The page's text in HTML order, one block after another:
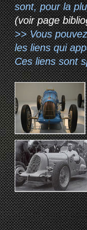
sont, pour la
(voir page
>> Vous
les liens qui
Ces liens sont